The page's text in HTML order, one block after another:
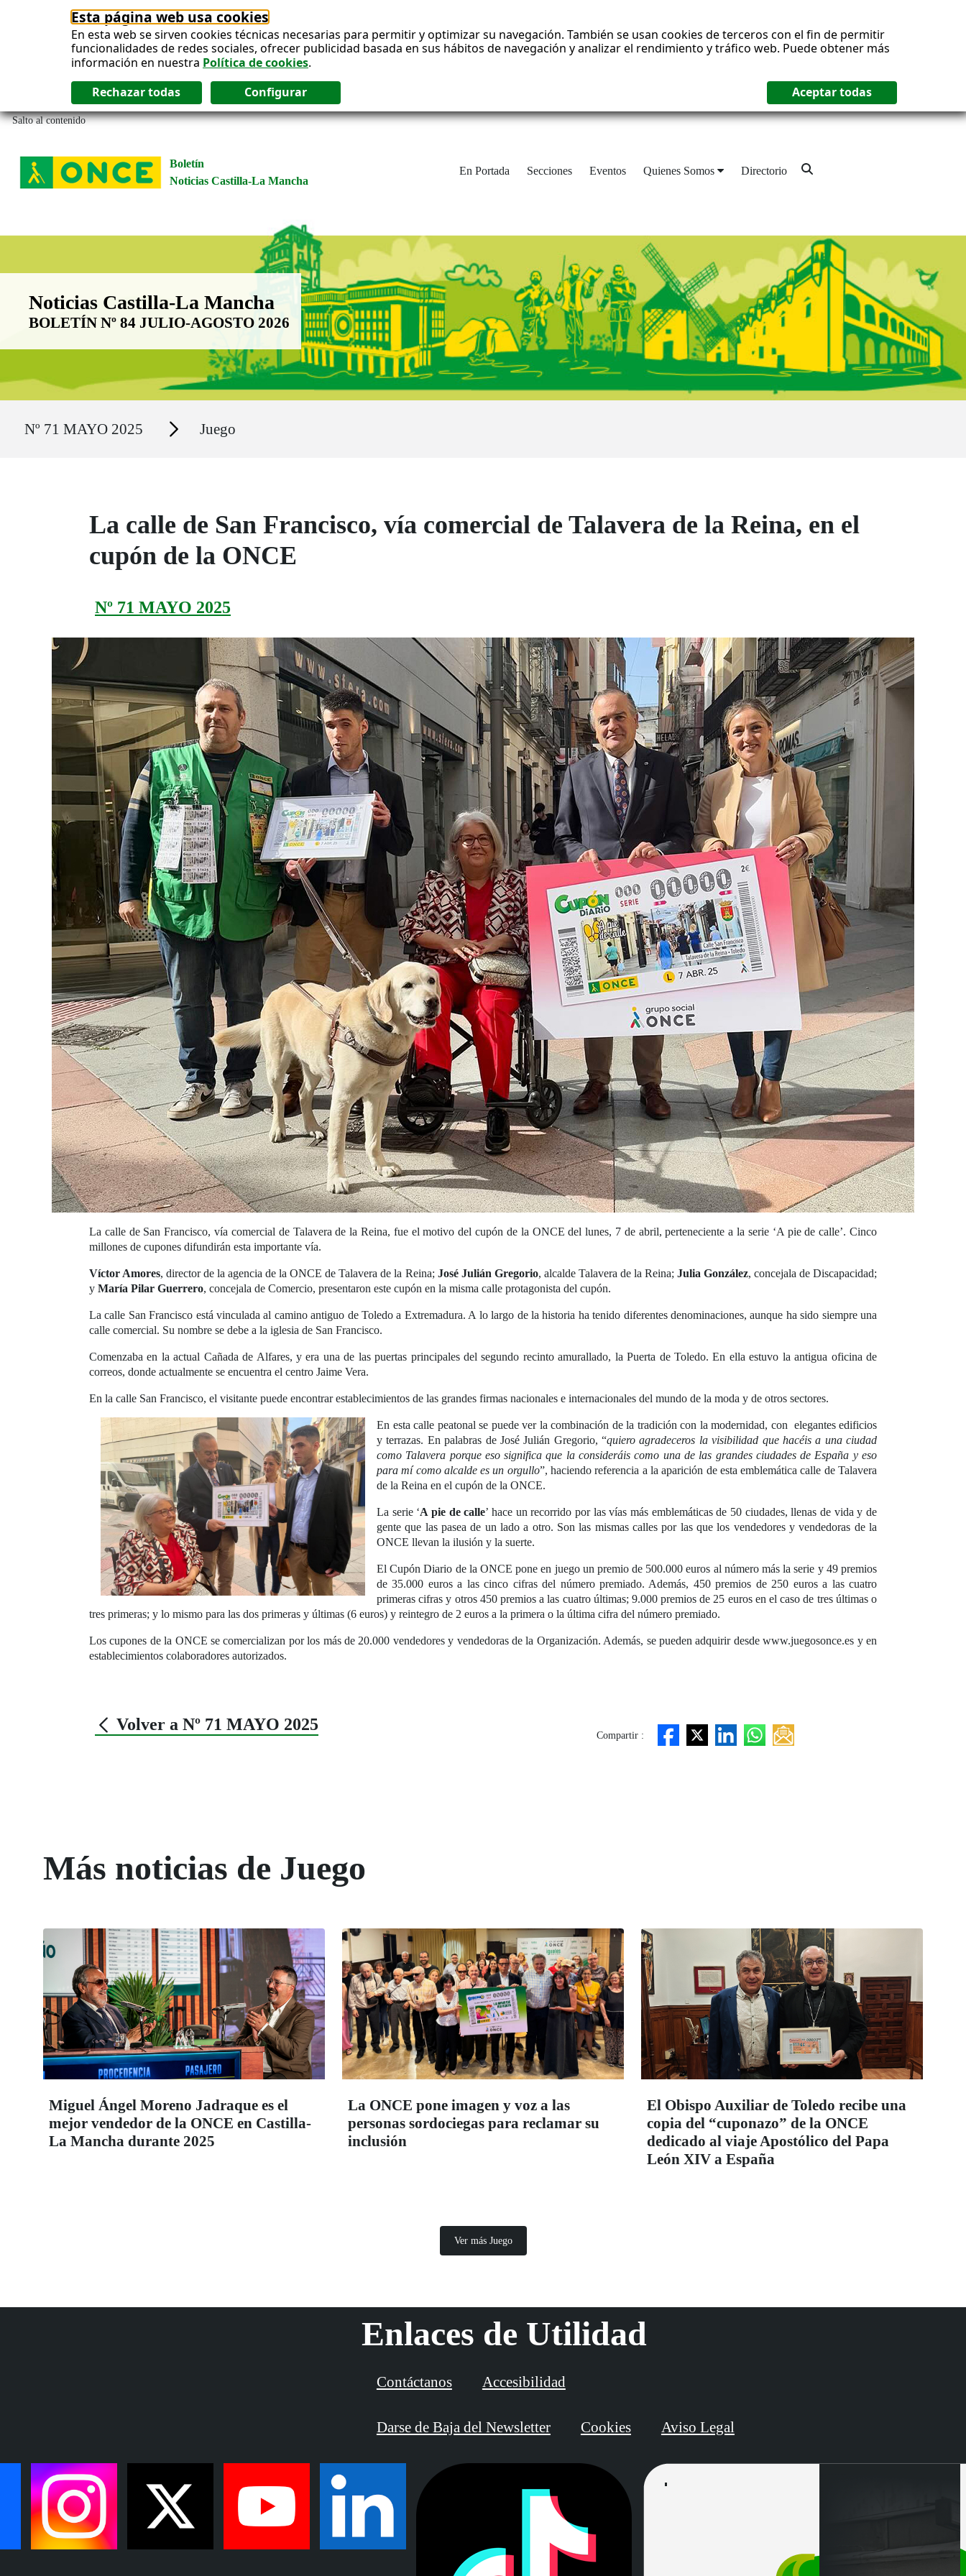
Esta página web usa cookies
En esta web se sirven cookies técnicas necesarias para permitir y optimizar su navegación. También se usan cookies de terceros con el fin de permitir
funcionalidades de redes sociales, ofrecer publicidad basada en sus hábitos de navegación y analizar el rendimiento y tráfico web. Puede obtener más
información en nuestra Política de cookies.
Salto al contenido
Boletín
Noticias Castilla-La Mancha
En Portada Secciones Eventos Quienes Somos Directorio
Boletín Noticias Castilla-La Mancha
Noticias Castilla-La Mancha
BOLETÍN Nº 84 JULIO-AGOSTO 2026
Nº 71 MAYO 2025 Secciones Juego
La calle de San Francisco, vía comercial de Talavera de la Reina, en el
cupón de la ONCE
Nº 71 MAYO 2025
La calle de San Francisco, vía comercial de Talavera de la Reina, fue el motivo del cupón de la ONCE del lunes, 7 de abril, perteneciente a la serie ‘A pie de calle’. Cinco
millones de cupones difundirán esta importante vía.
Víctor Amores, director de la agencia de la ONCE de Talavera de la Reina; José Julián Gregorio, alcalde Talavera de la Reina; Julia González, concejala de Discapacidad;
y María Pilar Guerrero, concejala de Comercio, presentaron este cupón en la misma calle protagonista del cupón.
La calle San Francisco está vinculada al camino antiguo de Toledo a Extremadura. A lo largo de la historia ha tenido diferentes denominaciones, aunque ha sido siempre una
calle comercial. Su nombre se debe a la iglesia de San Francisco.
Comenzaba en la actual Cañada de Alfares, y era una de las puertas principales del segundo recinto amurallado, la Puerta de Toledo. En ella estuvo la antigua oficina de
correos, donde actualmente se encuentra el centro Jaime Vera.
En la calle San Francisco, el visitante puede encontrar establecimientos de las grandes firmas nacionales e internacionales del mundo de la moda y de otros sectores.
En esta calle peatonal se puede ver la combinación de la tradición con la modernidad, con elegantes edificios
y terrazas. En palabras de José Julián Gregorio, “quiero agradeceros la visibilidad que hacéis a una ciudad
como Talavera porque eso significa que la consideráis como una de las grandes ciudades de España y eso
para mí como alcalde es un orgullo”, haciendo referencia a la aparición de esta emblemática calle de Talavera
de la Reina en el cupón de la ONCE.
La serie ‘A pie de calle’ hace un recorrido por las vías más emblemáticas de 50 ciudades, llenas de vida y de
gente que las pasea de un lado a otro. Son las mismas calles por las que los vendedores y vendedoras de la
ONCE llevan la ilusión y la suerte.
El Cupón Diario de la ONCE pone en juego un premio de 500.000 euros al número más la serie y 49 premios
de 35.000 euros a las cinco cifras del número premiado. Además, 450 premios de 250 euros a las cuatro
primeras cifras y otros 450 premios a las cuatro últimas; 9.000 premios de 25 euros en el caso de tres últimas o
tres primeras; y lo mismo para las dos primeras y últimas (6 euros) y reintegro de 2 euros a la primera o la última cifra del número premiado.
Los cupones de la ONCE se comercializan por los más de 20.000 vendedores y vendedoras de la Organización. Además, se pueden adquirir desde www.juegosonce.es y en
establecimientos colaboradores autorizados.
Volver a Nº 71 MAYO 2025
Compartir :
Más noticias de Juego
Miguel Ángel Moreno Jadraque es el
mejor vendedor de la ONCE en Castilla-
La Mancha durante 2025
La ONCE pone imagen y voz a las
personas sordociegas para reclamar su
inclusión
El Obispo Auxiliar de Toledo recibe una
copia del “cuponazo” de la ONCE
dedicado al viaje Apostólico del Papa
León XIV a España
Ver más Juego
Enlaces de Utilidad
Contáctanos Accesibilidad
Darse de Baja del Newsletter Cookies Aviso Legal